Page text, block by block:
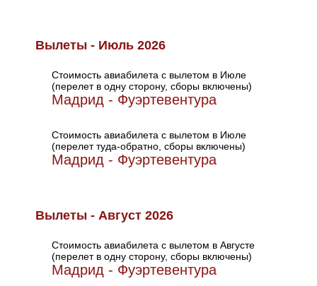
Вылеты - Июль 2026
Стоимость авиабилета с вылетом в Июле
(перелет в одну сторону, сборы включены)
Мадрид - Фуэртевентура
Стоимость авиабилета с вылетом в Июле
(перелет туда-обратно, сборы включены)
Мадрид - Фуэртевентура
Вылеты - Август 2026
Стоимость авиабилета с вылетом в Августе
(перелет в одну сторону, сборы включены)
Мадрид - Фуэртевентура